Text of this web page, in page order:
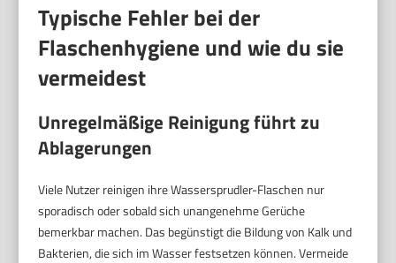
Typische Fehler bei der
Flaschenhygiene und wie du sie
vermeidest
Unregelmäßige Reinigung führt zu
Ablagerungen
Viele Nutzer reinigen ihre Wassersprudler-Flaschen nur
sporadisch oder sobald sich unangenehme Gerüche
bemerkbar machen. Das begünstigt die Bildung von Kalk und
Bakterien, die sich im Wasser festsetzen können. Vermeide